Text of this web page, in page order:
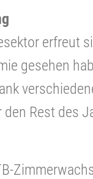
erfreut
gesehen
Rest des